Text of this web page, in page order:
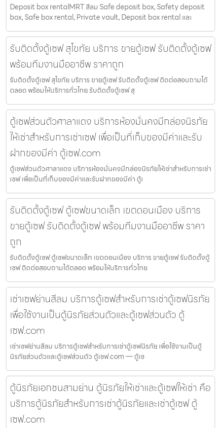
Deposit box rentalMRT สีลม Safe deposit box, Safety deposit
box, Safe box rental, Private vault, Deposit box rental และ
รับติดตั้งตู้เซฟ สุโขทัย บริการ ขายตู้เซฟ รับติดตั้งตู้เซฟ
พร้อมทีมงานมืออาชีพ ราคาถูก
รับติดตั้งตู้เซฟ สุโขทัย บริการ ขายตู้เซฟ รับติดตั้งตู้เซฟ ติดต่อสอบถามได้
ตลอด พร้อมให้บริการทั่วไทย รับติดตั้งตู้เซฟ สุ
ตู้เซฟส่วนตัวศาลาแดง บริการห้องมั่นคงมีกล่องนิรภัย
ให้เช่าสำหรับการเช่าเซฟ เพื่อเป็นที่เก็บของมีค่าและรับ
ฝากของมีค่า ตู้เซฟ.com
ตู้เซฟส่วนตัวศาลาแดง บริการห้องมั่นคงมีกล่องนิรภัยให้เช่าสำหรับการเช่า
เซฟ เพื่อเป็นที่เก็บของมีค่าและรับฝากของมีค่า ตู้เ
รับติดตั้งตู้เซฟ ตู้เซฟขนาดเล็ก เขตดอนเมือง บริการ
ขายตู้เซฟ รับติดตั้งตู้เซฟ พร้อมทีมงานมืออาชีพ ราคา
ถูก
รับติดตั้งตู้เซฟ ตู้เซฟขนาดเล็ก เขตดอนเมือง บริการ ขายตู้เซฟ รับติดตั้งตู้
เซฟ ติดต่อสอบถามได้ตลอด พร้อมให้บริการทั่วไทย
เช่าเซฟย่านสีลม บริการตู้เซฟสำหรับการเช่าตู้เซฟนิรภัย
เพื่อใช้งานเป็นตู้นิรภัยส่วนตัวและตู้เซฟส่วนตัว ตู้
เซฟ.com
เช่าเซฟย่านสีลม บริการตู้เซฟสำหรับการเช่าตู้เซฟนิรภัย เพื่อใช้งานเป็นตู้
นิรภัยส่วนตัวและตู้เซฟส่วนตัว ตู้เซฟ.com — ตู้เซ
ตู้นิรภัยเอกชนสามย่าน ตู้นิรภัยให้เช่าและตู้เซฟให้เช่า คือ
บริการตู้นิรภัยสำหรับการเช่าตู้นิรภัยและเช่าตู้เซฟ ตู้
เซฟ.com